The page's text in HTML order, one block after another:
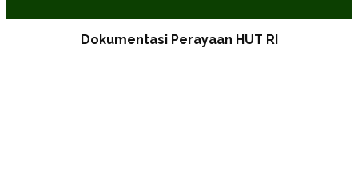
Dokumentasi Perayaan HUT RI